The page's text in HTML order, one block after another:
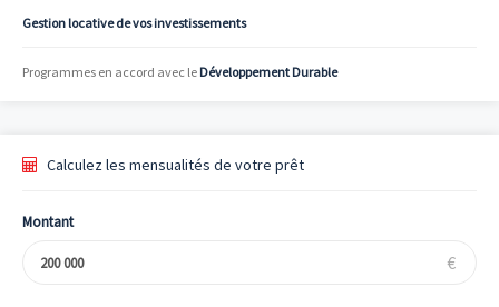
Gestion locative de vos investissements
Programmes en accord avec le Développement Durable
Calculez les mensualités de votre prêt
Montant
€